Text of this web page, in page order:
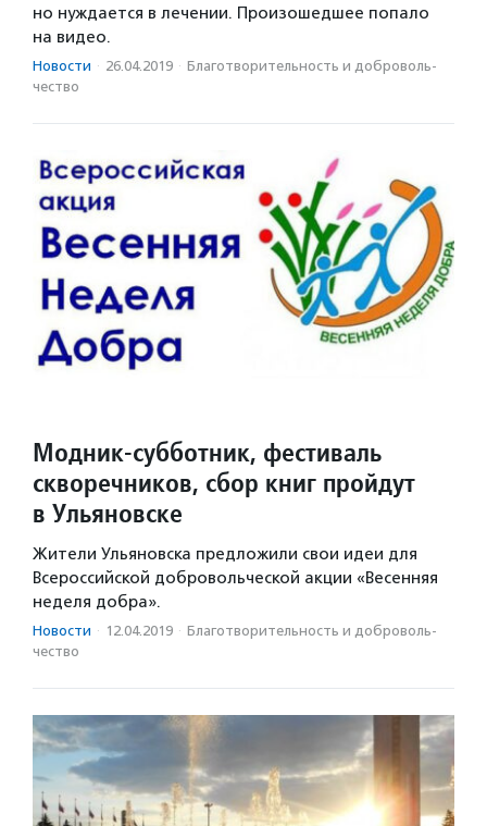
но нуждается в лечении. Произошедшее попало
на видео.
Новости · 26.04.2019 · Благотвори­тель­ность и доброволь­
чест­во
Модник-субботник, фестиваль
скворечников, сбор книг пройдут
в Ульяновске
Жители Ульяновска предложили свои идеи для
Всероссийской добровольческой акции «Весенняя
неделя добра».
Новости · 12.04.2019 · Благотвори­тель­ность и доброволь­
чест­во